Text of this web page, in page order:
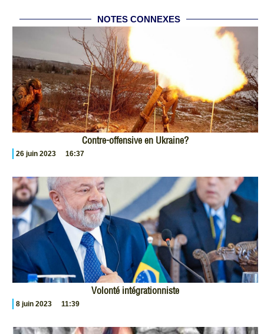
NOTES CONNEXES
Contre-offensive en Ukraine?
26 juin 2023 16:37
Volonté intégrationniste
8 juin 2023 11:39